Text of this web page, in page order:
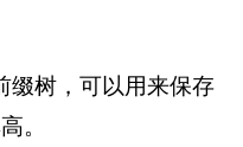
缀树，可以用来保存
。